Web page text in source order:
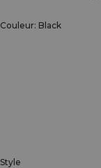
Couleur: Black
Style